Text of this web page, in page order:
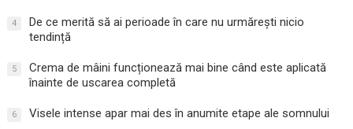
4
De ce merită să ai perioade în care nu urmărești nicio
tendință
5
Crema de mâini funcționează mai bine când este aplicată
înainte de uscarea completă
6 Visele intense apar mai des în anumite etape ale somnului